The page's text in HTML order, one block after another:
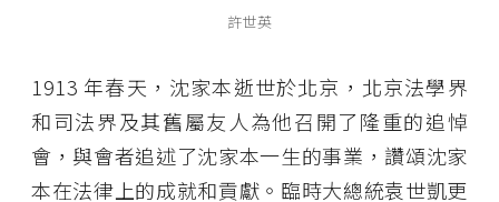
許世英
1913 年春天，沈家本逝世於北京，北京法學界
和司法界及其舊屬友人為他召開了隆重的追悼
會，與會者追述了沈家本一生的事業，讚頌沈家
本在法律上的成就和貢獻。臨時大總統袁世凱更